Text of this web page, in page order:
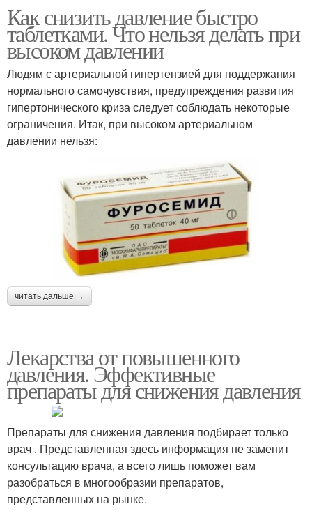
Как снизить давление быстро
таблетками. Что нельзя делать при
высоком давлении
Людям с артериальной гипертензией для поддержания
нормального самочувствия, предупреждения развития
гипертонического криза следует соблюдать некоторые
ограничения. Итак, при высоком артериальном
давлении нельзя:
читать дальше →
Лекарства от повышенного
давления. Эффективные
препараты для снижения давления
Препараты для снижения давления подбирает только
врач . Представленная здесь информация не заменит
консультацию врача, а всего лишь поможет вам
разобраться в многообразии препаратов,
представленных на рынке.